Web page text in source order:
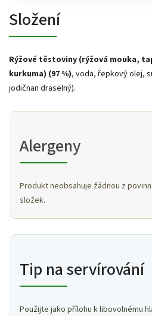
Složení
Rýžové těstoviny (rýžová mouka,
kurkuma) (97 %), voda, řepkový olej,
jodičnan draselný).
Alergeny
Produkt neobsahuje žádnou z
složek.
Tip na servírování
Použijte jako přílohu k libovolnému